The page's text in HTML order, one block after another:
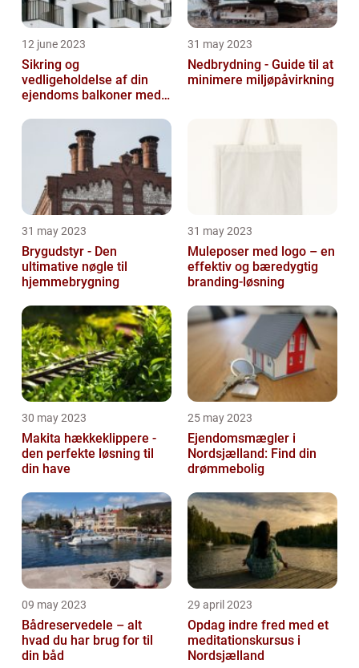
12 june 2023
Sikring og
vedligeholdelse af din
ejendoms balkoner med
31 may 2023
Nedbrydning - Guide til at
minimere miljøpåvirkning
31 may 2023
Brygudstyr - Den
ultimative nøgle til
hjemmebrygning
31 may 2023
Muleposer med logo – en
effektiv og bæredygtig
branding-løsning
30 may 2023
Makita hækkeklippere -
den perfekte løsning til
din have
25 may 2023
Ejendomsmægler i
Nordsjælland: Find din
drømmebolig
09 may 2023
Bådreservedele – alt
hvad du har brug for til
din båd
29 april 2023
Opdag indre fred med et
meditationskursus i
Nordsjælland